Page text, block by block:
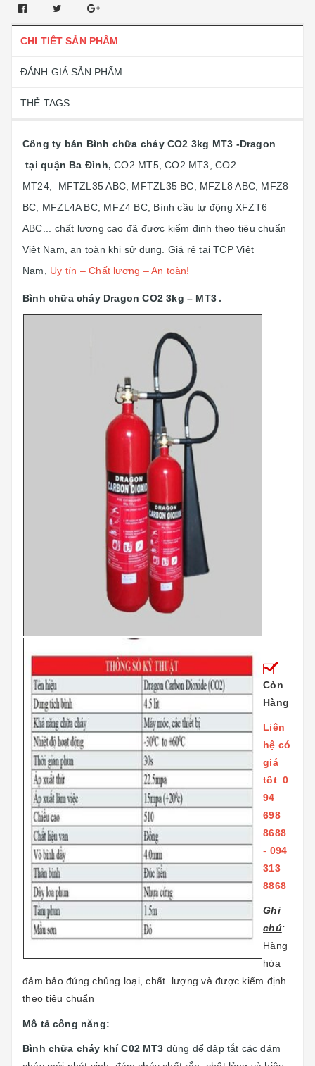
CHI TIẾT SẢN PHẨM
ĐÁNH GIÁ SẢN PHẨM
THẺ TAGS
Công ty bán Bình chữa cháy CO2 3kg MT3 -Dragon
tại quận Ba Đình,CO2 MT5, CO2 MT3, CO2
MT24, MFTZL35 ABC, MFTZL35 BC, MFZL8 ABC, MFZ8
BC, MFZL4A BC, MFZ4 BC, Bình cầu tự động XFZT6
ABC... chất lượng cao đã được kiểm định theo tiêu chuẩn
Việt Nam, an toàn khi sử dụng. Giá rẻ tại TCP Việt
Nam, Uy tín – Chất lượng – An toàn!
Bình chữa cháy Dragon CO2 3kg – MT3 .
Còn
Hàng
Liên
hệ có
giá
tốt:0
94
698
8688
- 094
313
8868
Ghi
chú:
Hàng
hóa
đảm bảo đúng chủng loại, chất lượng và được kiểm định
theo tiêu chuẩn
Mô tả công năng:
Bình chữa cháy khí C02 MT3 dùng để dập tắt các đám